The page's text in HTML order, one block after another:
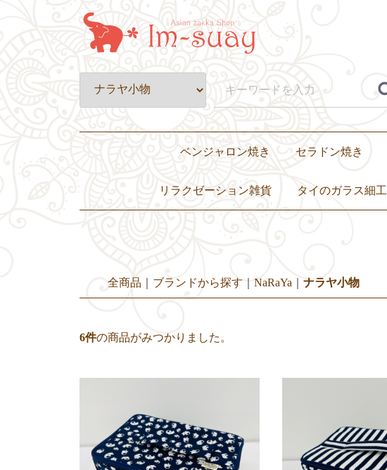
ベンジャロン焼き
皿・プレート
壺・小物入れ
置物・オブジェ ティーセット・ディナーセット
セラドン焼き
リラクゼーション雑貨 タイのガラス細工
全商品 ブランドから探す NaRaYa ナラヤ小物
6件の商品がみつかりました。